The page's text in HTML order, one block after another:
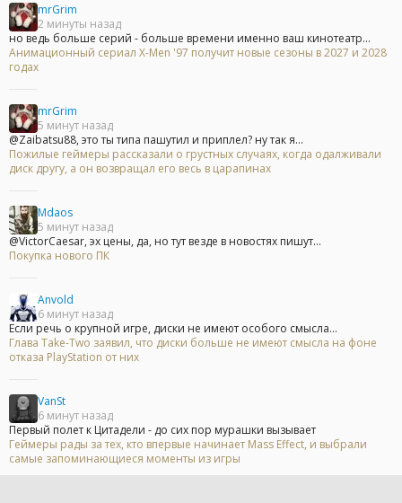
mrGrim
2 минуты назад
но ведь больше серий - больше времени именно ваш кинотеатр...
Анимационный сериал X-Men '97 получит новые сезоны в 2027 и 2028
годах
mrGrim
5 минут назад
@Zaibatsu88, это ты типа пашутил и приплел? ну так я...
Пожилые геймеры рассказали о грустных случаях, когда одалживали
диск другу, а он возвращал его весь в царапинах
Mdaos
5 минут назад
@VictorCaesar, эх цены, да, но тут везде в новостях пишут...
Покупка нового ПК
Anvold
6 минут назад
Если речь о крупной игре, диски не имеют особого смысла...
Глава Take-Two заявил, что диски больше не имеют смысла на фоне
отказа PlayStation от них
VanSt
6 минут назад
Первый полет к Цитадели - до сих пор мурашки вызывает
Геймеры рады за тех, кто впервые начинает Mass Effect, и выбрали
самые запоминающиеся моменты из игры